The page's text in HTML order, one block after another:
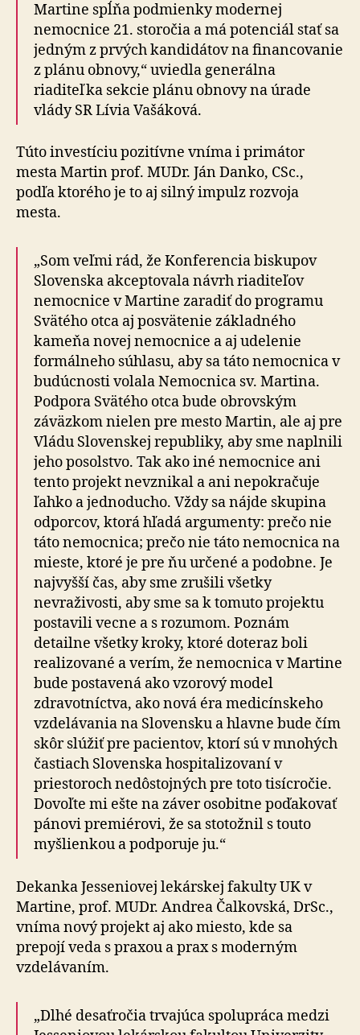
Martine spĺňa podmienky modernej
nemocnice 21. storočia a má potenciál stať sa
jedným z prvých kandidátov na financovanie
z plánu obnovy,“ uviedla generálna
riaditeľka sekcie plánu obnovy na úrade
vlády SR Lívia Vašáková.
Túto investíciu pozitívne vníma i primátor
mesta Martin prof. MUDr. Ján Danko, CSc.,
podľa ktorého je to aj silný impulz rozvoja
mesta.
„Som veľmi rád, že Konferencia biskupov
Slovenska akceptovala návrh riaditeľov
nemocnice v Martine zaradiť do programu
Svätého otca aj posvätenie základného
kameňa novej nemocnice a aj udelenie
formálneho súhlasu, aby sa táto nemocnica v
budúcnosti volala Nemocnica sv. Martina.
Podpora Svätého otca bude obrovským
záväzkom nielen pre mesto Martin, ale aj pre
Vládu Slovenskej republiky, aby sme naplnili
jeho posolstvo. Tak ako iné nemocnice ani
tento projekt nevznikal a ani nepokračuje
ľahko a jednoducho. Vždy sa nájde skupina
odporcov, ktorá hľadá argumenty: prečo nie
táto nemocnica; prečo nie táto nemocnica na
mieste, ktoré je pre ňu určené a podobne. Je
najvyšší čas, aby sme zrušili všetky
nevraživosti, aby sme sa k tomuto projektu
postavili vecne a s rozumom. Poznám
detailne všetky kroky, ktoré doteraz boli
realizované a verím, že nemocnica v Martine
bude postavená ako vzorový model
zdravotníctva, ako nová éra medicínskeho
vzdelávania na Slovensku a hlavne bude čím
skôr slúžiť pre pacientov, ktorí sú v mnohých
častiach Slovenska hospitalizovaní v
priestoroch nedôstojných pre toto tisícročie.
Dovoľte mi ešte na záver osobitne poďakovať
pánovi premiérovi, že sa stotožnil s touto
myšlienkou a podporuje ju.“
Dekanka Jesseniovej lekárskej fakulty UK v
Martine, prof. MUDr. Andrea Čalkovská, DrSc.,
vníma nový projekt aj ako miesto, kde sa
prepojí veda s praxou a prax s moderným
vzdelávaním.
„Dlhé desaťročia trvajúca spolupráca medzi